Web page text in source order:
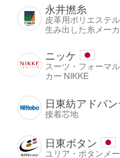
永井撚糸
皮革用ポリエステ
生み出した糸メー
ニッケ
スーツ・フォーマ
カー NIKKE
日東紡アドバ
接着芯地
日東ボタン
ユリア・ボタンメ